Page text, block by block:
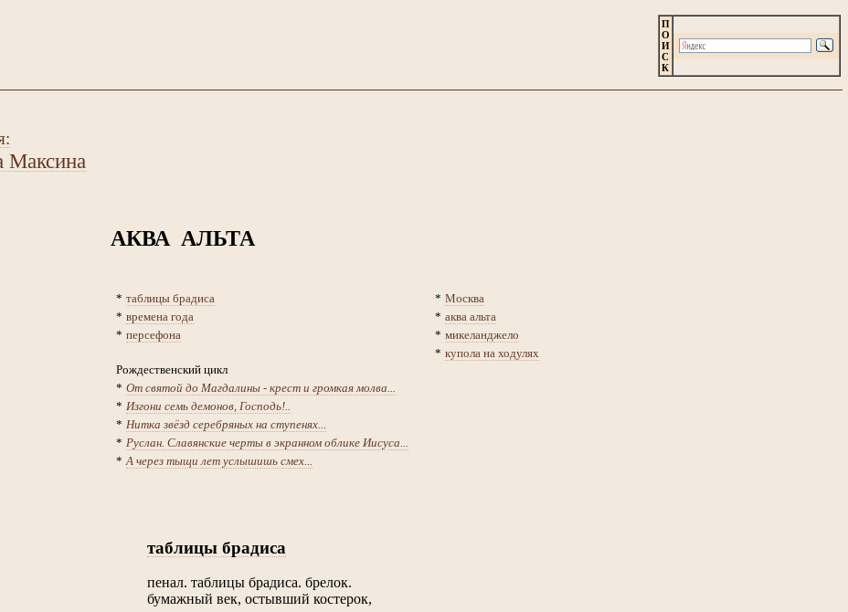
П
О
И
С
К
Максина
АКВА АЛЬТА
* таблицы брадиса
* времена года
* персефона
Рождественский цикл
* От святой до Магдалины - крест и громкая молва...
* Изгони семь демонов, Господь!..
* Нитка звёзд серебряных на ступенях...
* Руслан. Славянские черты в экранном облике Иисуса...
* А через тыщи лет услышишь смех...
* Москва
* аква альта
* микеланджело
* купола на ходулях
таблицы брадиса
пенал. таблицы брадиса. брелок.
бумажный век, остывший костерок,